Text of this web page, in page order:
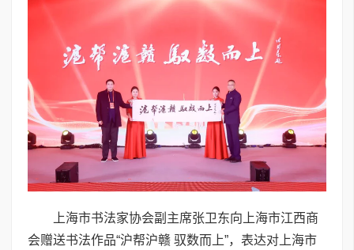
上海市书法家协会副主席张卫东向上海市江西商
会赠送书法作品“沪帮沪赣 驭数而上”，表达对上海市